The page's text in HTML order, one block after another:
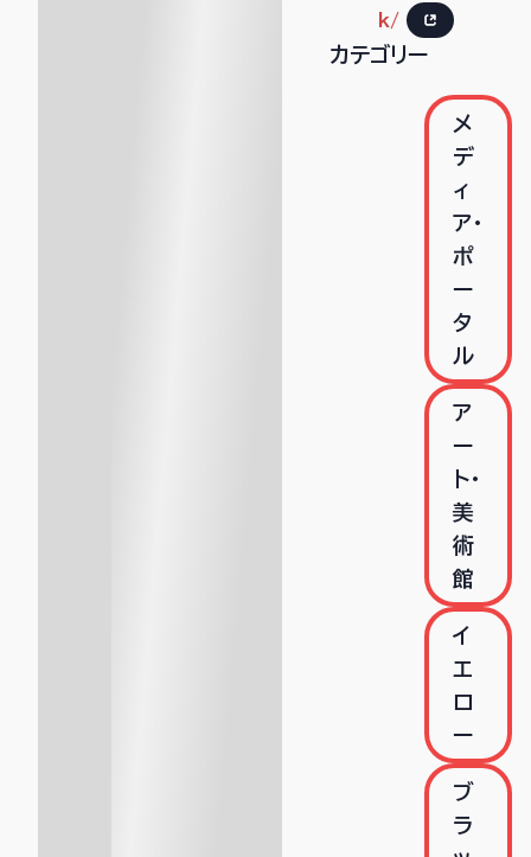
k/
カテゴリー
メ
デ
ィ
ア・
ポ
ー
タ
ル
ア
ー
ト・
美
術
館
イ
エ
ロ
ー
ブ
ラ